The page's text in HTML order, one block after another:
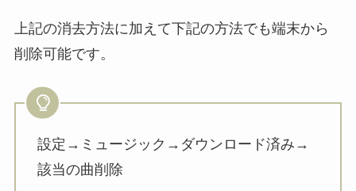
上記の消去方法に加えて下記の方法でも端末から
削除可能です。
設定→ミュージック→ダウンロード済み→
該当の曲削除